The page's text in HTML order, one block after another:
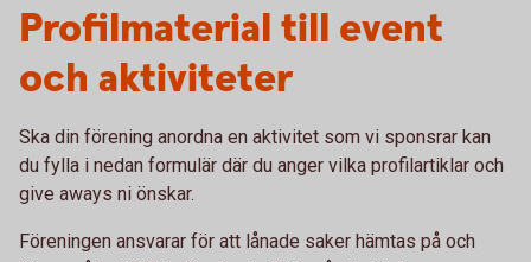
Profilmaterial till event
och aktiviteter
Ska din förening anordna en aktivitet som vi sponsrar kan
du fylla i nedan formulär där du anger vilka profilartiklar och
give aways ni önskar.
Föreningen ansvarar för att lånade saker hämtas på och